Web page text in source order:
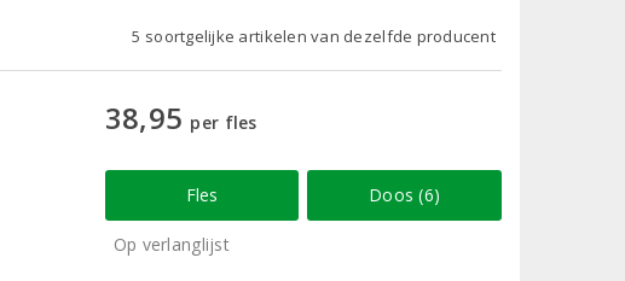
5 soortgelijke artikelen van dezelfde producent
38,95 per fles
Fles Doos (6)
Op verlanglijst